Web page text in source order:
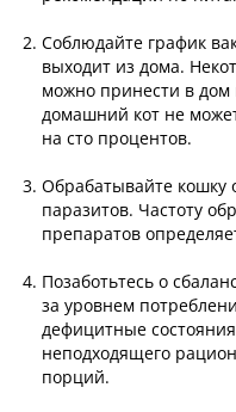
Соблюдайте график
выходит из дома.
можно принести в дом
домашний кот не
на сто процентов.
Обрабатывайте кошку
паразитов. Частоту
препаратов
Позаботьтесь о
за уровнем
дефицитные
неподходящего
порций.